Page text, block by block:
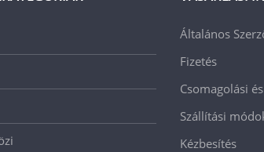
Általános
Fizetés
Csomagolási
Szállítási
Kézbesítés